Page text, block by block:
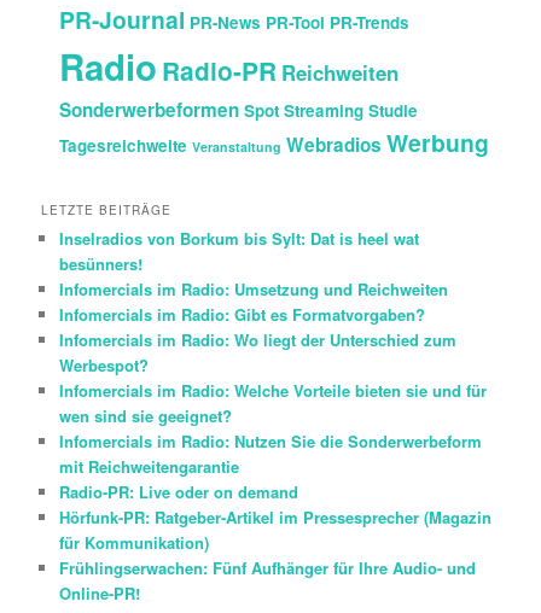
PR-Journal PR-News PR-Tool PR-Trends
Radio Radio-PR Reichweiten
Sonderwerbeformen Spot Streaming Studie
Tagesreichweite Veranstaltung Webradios Werbung
LETZTE BEITRÄGE
Inselradios von Borkum bis Sylt: Dat is heel wat
besünners!
Infomercials im Radio: Umsetzung und Reichweiten
Infomercials im Radio: Gibt es Formatvorgaben?
Infomercials im Radio: Wo liegt der Unterschied zum
Werbespot?
Infomercials im Radio: Welche Vorteile bieten sie und für
wen sind sie geeignet?
Infomercials im Radio: Nutzen Sie die Sonderwerbeform
mit Reichweitengarantie
Radio-PR: Live oder on demand
Hörfunk-PR: Ratgeber-Artikel im Pressesprecher (Magazin
für Kommunikation)
Frühlingserwachen: Fünf Aufhänger für Ihre Audio- und
Online-PR!